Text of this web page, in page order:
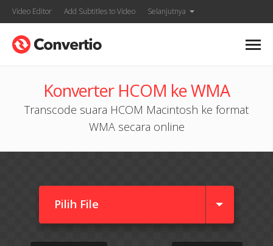
Video Editor Add Subtitles to Video Selanjutnya
Konverter HCOM ke WMA
Transcode suara HCOM Macintosh ke format
WMA secara online
Pilih File